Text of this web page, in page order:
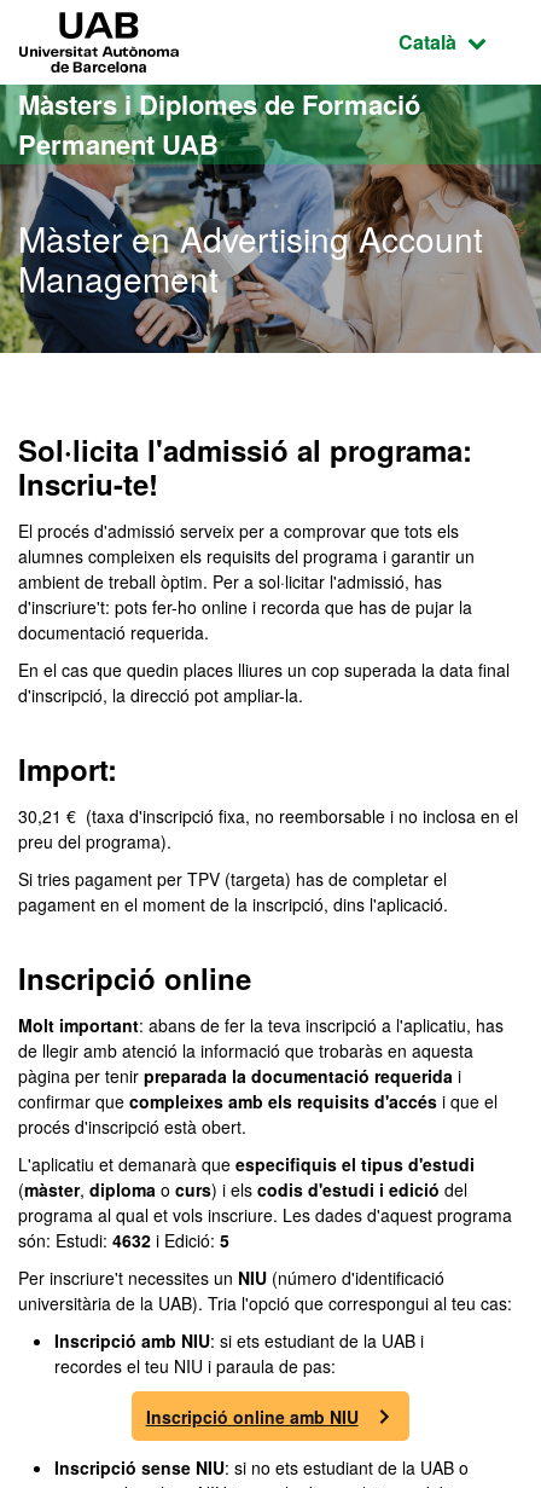
Ves al contingut principal
Ves a la navegació de la pàgina
Idioma
Català
Màsters i Diplomes de Formació
Permanent UAB
Màster en Advertising Account
Management
Sol·licita l'admissió al programa:
Inscriu-te!
El procés d'admissió serveix per a comprovar que tots els
alumnes compleixen els requisits del programa i garantir un
ambient de treball òptim. Per a sol·licitar l'admissió, has
d'inscriure't: pots fer-ho online i recorda que has de pujar la
documentació requerida.
En el cas que quedin places lliures un cop superada la data final
d'inscripció, la direcció pot ampliar-la.
Import:
30,21 € (taxa d'inscripció fixa, no reemborsable i no inclosa en el
preu del programa).
Si tries pagament per TPV (targeta) has de completar el
pagament en el moment de la inscripció, dins l'aplicació.
Inscripció online
Molt important: abans de fer la teva inscripció a l'aplicatiu, has
de llegir amb atenció la informació que trobaràs en aquesta
pàgina per tenir preparada la documentació requerida i
confirmar que compleixes amb els requisits d'accés i que el
procés d'inscripció està obert.
L'aplicatiu et demanarà que especifiquis el tipus d'estudi
(màster, diploma o curs) i els codis d'estudi i edició del
programa al qual et vols inscriure. Les dades d'aquest programa
són: Estudi: 4632 i Edició: 5
Per inscriure't necessites un NIU (número d'identificació
universitària de la UAB). Tria l'opció que correspongui al teu cas:
Inscripció amb NIU: si ets estudiant de la UAB i
recordes el teu NIU i paraula de pas:
Inscripció online amb NIU
Inscripció sense NIU: si no ets estudiant de la UAB o